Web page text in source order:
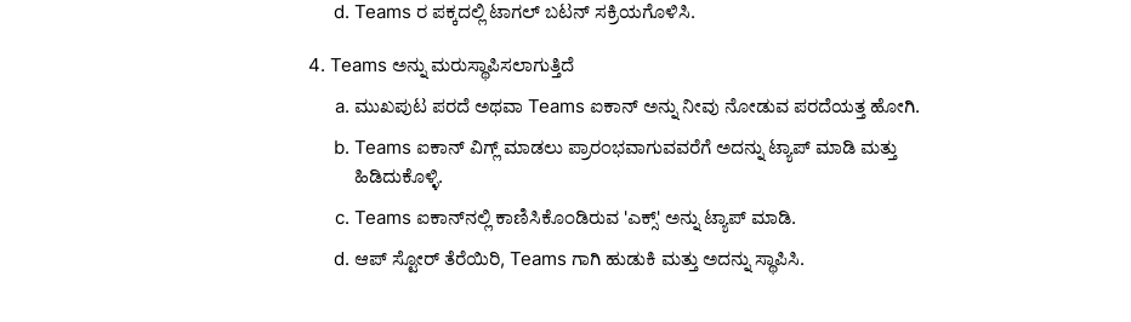
Teams ರ ಪಕ್ಕದಲ್ಲಿ ಟಾಗಲ್ ಬಟನ್ ಸಕ್ರಿಯಗೊಳಿಸಿ.
Teams ಅನ್ನು ಮರುಸ್ಥಾಪಿಸಲಾಗುತ್ತಿದೆ
ಮುಖಪುಟ ಪರದೆ ಅಥವಾ Teams ಐಕಾನ್ ಅನ್ನು ನೀವು ನೋಡುವ ಪರದೆಯತ್ತ ಹೋಗಿ.
Teams ಐಕಾನ್ ವಿಗ್ಲ್ ಮಾಡಲು ಪ್ರಾರಂಭವಾಗುವವರೆಗೆ ಅದನ್ನು ಟ್ಯಾಪ್ ಮಾಡಿ ಮತ್ತು
ಹಿಡಿದುಕೊಳ್ಳಿ.
Teams ಐಕಾನ್‌ನಲ್ಲಿ ಕಾಣಿಸಿಕೊಂಡಿರುವ 'ಎಕ್ಸ್' ಅನ್ನು ಟ್ಯಾಪ್ ಮಾಡಿ.
ಆಪ್ ಸ್ಟೋರ್ ತೆರೆಯಿರಿ, Teams ಗಾಗಿ ಹುಡುಕಿ ಮತ್ತು ಅದನ್ನು ಸ್ಥಾಪಿಸಿ.